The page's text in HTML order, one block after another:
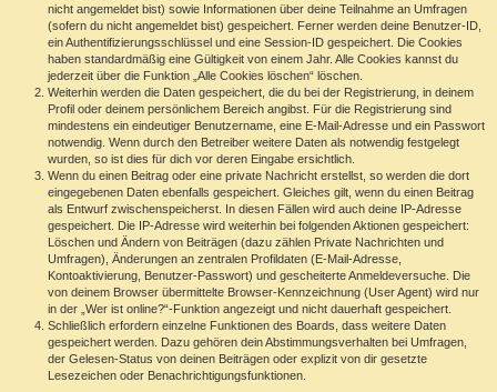
nicht angemeldet bist) sowie Informationen über deine Teilnahme an Umfragen
(sofern du nicht angemeldet bist) gespeichert. Ferner werden deine Benutzer-ID,
ein Authentifizierungsschlüssel und eine Session-ID gespeichert. Die Cookies
haben standardmäßig eine Gültigkeit von einem Jahr. Alle Cookies kannst du
jederzeit über die Funktion „Alle Cookies löschen“ löschen.
Weiterhin werden die Daten gespeichert, die du bei der Registrierung, in deinem
Profil oder deinem persönlichem Bereich angibst. Für die Registrierung sind
mindestens ein eindeutiger Benutzername, eine E-Mail-Adresse und ein Passwort
notwendig. Wenn durch den Betreiber weitere Daten als notwendig festgelegt
wurden, so ist dies für dich vor deren Eingabe ersichtlich.
Wenn du einen Beitrag oder eine private Nachricht erstellst, so werden die dort
eingegebenen Daten ebenfalls gespeichert. Gleiches gilt, wenn du einen Beitrag
als Entwurf zwischenspeicherst. In diesen Fällen wird auch deine IP-Adresse
gespeichert. Die IP-Adresse wird weiterhin bei folgenden Aktionen gespeichert:
Löschen und Ändern von Beiträgen (dazu zählen Private Nachrichten und
Umfragen), Änderungen an zentralen Profildaten (E-Mail-Adresse,
Kontoaktivierung, Benutzer-Passwort) und gescheiterte Anmeldeversuche. Die
von deinem Browser übermittelte Browser-Kennzeichnung (User Agent) wird nur
in der „Wer ist online?“-Funktion angezeigt und nicht dauerhaft gespeichert.
Schließlich erfordern einzelne Funktionen des Boards, dass weitere Daten
gespeichert werden. Dazu gehören dein Abstimmungsverhalten bei Umfragen,
der Gelesen-Status von deinen Beiträgen oder explizit von dir gesetzte
Lesezeichen oder Benachrichtigungsfunktionen.